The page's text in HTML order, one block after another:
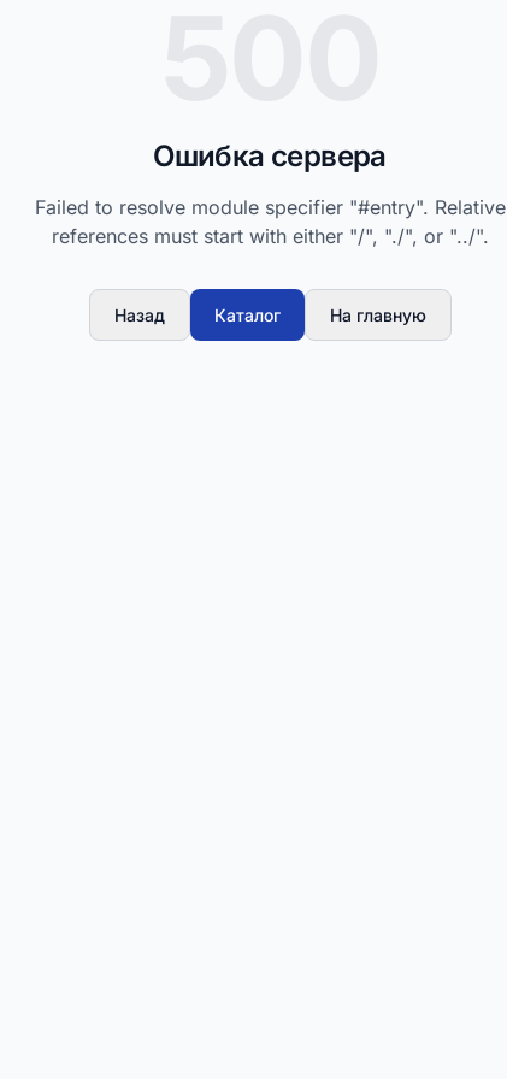
Ошибка сервера
Failed to resolve module specifier "#entry". Relative
references must start with either "/", "./", or "../".
Назад Каталог На главную